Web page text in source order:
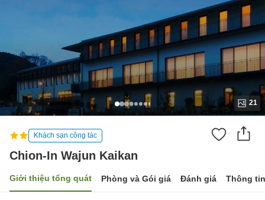
21
Khách sạn công tác
Chion-In Wajun Kaikan
Giới thiệu tổng quát Phòng và Gói giá Đánh giá Thông